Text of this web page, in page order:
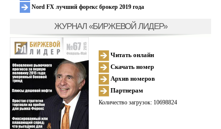
Nord FX лучший форекс брокер 2019 года
ЖУРНАЛ «БИРЖЕВОЙ ЛИДЕР»
Читать онлайн
Скачать номер
Архив номеров
Партнерам
Количество загрузок: 10698824